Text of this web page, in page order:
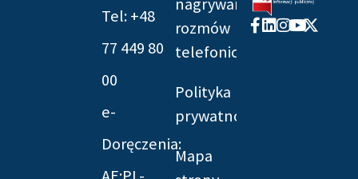
Tel: +48
77 449 80
00
e-
Doręczenia:
nagrywania
rozmów
telefonicznych
Polityka
prywatności
Mapa
Facebook-
f
Linkedin
Instagram
Youtube
X-
twitter